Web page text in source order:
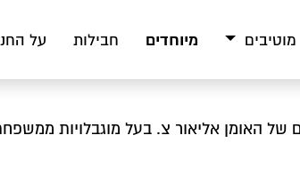
מוטיבים מיוחדים חבילות על
של האומן אליאור צ. בעל מוגבלויות